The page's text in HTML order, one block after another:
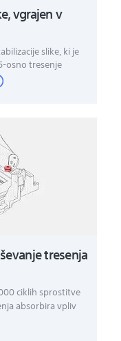
vgrajen v
slike, ki je
osno tresenje
tresenja
ciklih sprostitve
absorbira vpliv